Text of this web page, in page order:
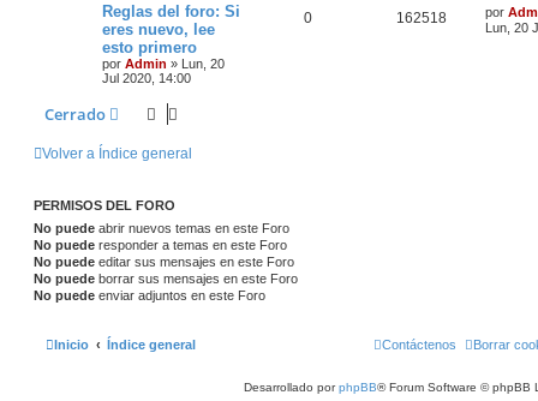
Reglas del foro: Si
eres nuevo, lee
esto primero
por Admin » Lun, 20
Jul 2020, 14:00
0 162518 por
Lun, 20
Cerrado
Volver a Índice general
PERMISOS DEL FORO
No puede abrir nuevos temas en este Foro
No puede responder a temas en este Foro
No puede editar sus mensajes en este Foro
No puede borrar sus mensajes en este Foro
No puede enviar adjuntos en este Foro
Inicio Índice general Borrar
Contáctenos
Desarrollado porphpBB® Forum Software © phpBB